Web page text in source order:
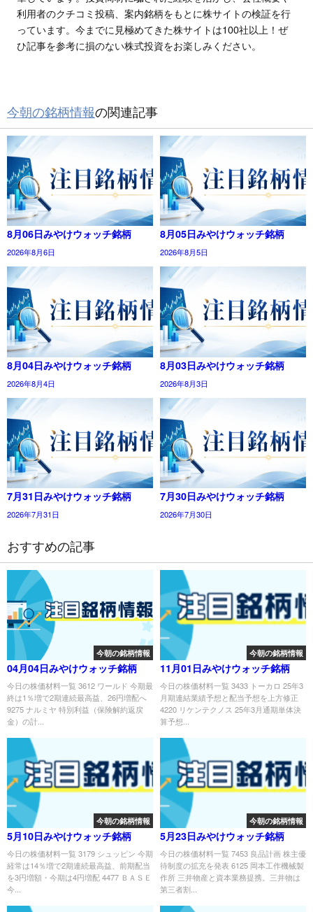
利用者のクチコミ投稿、案内銘柄をもとに株サイトの検証を行
っています。今までに見極めてきた株サイトは100社以上！ぜ
ひ記事を参考に損のない株式投資をお楽しみください。
今朝の銘柄情報の関連記事
8月06日みやけウォッチ銘柄
2026年8月6日
8月05日みやけウォッチ銘柄
2026年8月5日
8月04日みやけウォッチ銘柄
2026年8月4日
8月03日みやけウォッチ銘柄
2026年8月3日
7月31日みやけウォッチ銘柄
2026年7月31日
7月30日みやけウォッチ銘柄
2026年7月30日
おすすめの記事
今朝の銘柄情報
04月04日みやけウォッチ銘柄
今日の株価材料一覧 3612 ワールド 今期最
終は1％増で2期連続最高益、26円増配へ
9275 ナルミヤ 特別利益（保険解約返戻
金）の計...
今朝の銘柄情報
11月01日みやけウォッチ銘柄
今日の株価材料一覧 3433 トーカロ 25年3
月期連結業績予想と配当予想を上方修正
4220 リケンテクノス 25年3月通期単体決
算予想...
今朝の銘柄情報
5月10日みやけウォッチ銘柄
今日の株価材料一覧 3179 シュッピン 今期
経常は14％増で2期連続最高益、前期配当
を3円増額・今期は4円増配 4477 ＢＡＳＥ
今...
今朝の銘柄情報
5月23日みやけウォッチ銘柄
今日の株価材料一覧 7453 良品計画 株主優
待制度の拡充を発表 6125 岡本工作機械製
作所 三井物産と資本業務提携。三井物は
第三者割...